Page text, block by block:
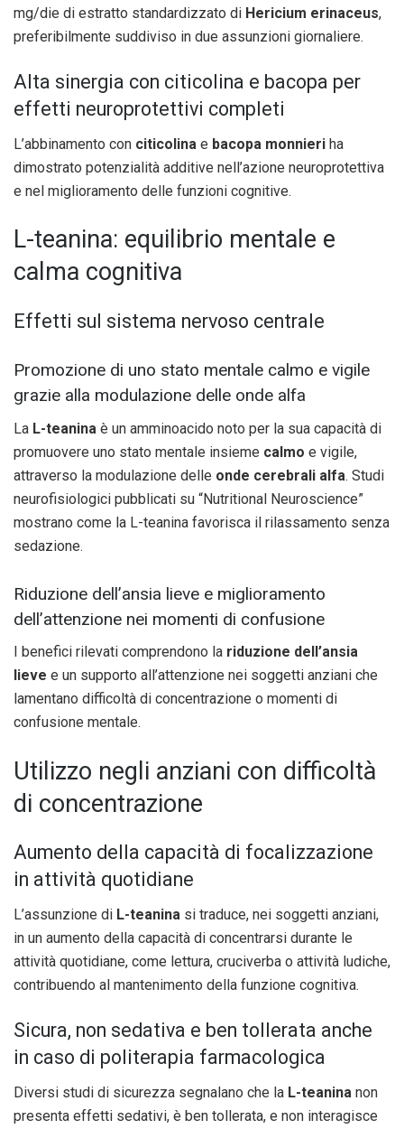
mg/die di estratto standardizzato di Hericium erinaceus,
preferibilmente suddiviso in due assunzioni giornaliere.
Alta sinergia con citicolina e bacopa per
effetti neuroprotettivi completi
L’abbinamento con citicolina e bacopa monnieri ha
dimostrato potenzialità additive nell’azione neuroprotettiva
e nel miglioramento delle funzioni cognitive.
L-teanina: equilibrio mentale e
calma cognitiva
Effetti sul sistema nervoso centrale
Promozione di uno stato mentale calmo e vigile
grazie alla modulazione delle onde alfa
La L-teanina è un amminoacido noto per la sua capacità di
promuovere uno stato mentale insieme calmo e vigile,
attraverso la modulazione delle onde cerebrali alfa. Studi
neurofisiologici pubblicati su “Nutritional Neuroscience”
mostrano come la L-teanina favorisca il rilassamento senza
sedazione.
Riduzione dell’ansia lieve e miglioramento
dell’attenzione nei momenti di confusione
I benefici rilevati comprendono la riduzione dell’ansia
lieve e un supporto all’attenzione nei soggetti anziani che
lamentano difficoltà di concentrazione o momenti di
confusione mentale.
Utilizzo negli anziani con difficoltà
di concentrazione
Aumento della capacità di focalizzazione
in attività quotidiane
L’assunzione di L-teanina si traduce, nei soggetti anziani,
in un aumento della capacità di concentrarsi durante le
attività quotidiane, come lettura, cruciverba o attività ludiche,
contribuendo al mantenimento della funzione cognitiva.
Sicura, non sedativa e ben tollerata anche
in caso di politerapia farmacologica
Diversi studi di sicurezza segnalano che la L-teanina non
presenta effetti sedativi, è ben tollerata, e non interagisce